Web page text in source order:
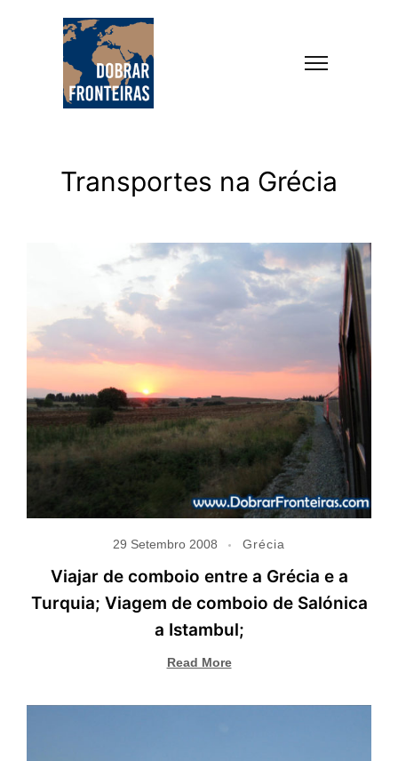
Transportes na Grécia
29 Setembro 2008 Grécia
Viajar de comboio entre a Grécia e a
Turquia; Viagem de comboio de Salónica
a Istambul;
Read More